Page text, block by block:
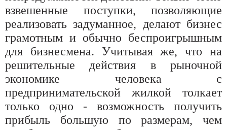
взвешенные поступки, позволяющие
реализовать задуманное, делают бизнес
грамотным и обычно беспроигрышным
для бизнесмена. Учитывая же, что на
решительные действия в рыночной
экономике человека с
предпринимательской жилкой толкает
только одно - возможность получить
прибыль большую по размерам, чем